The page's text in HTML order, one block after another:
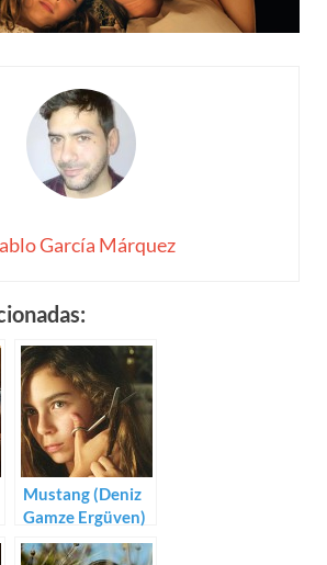
García Márquez
Mustang (Deniz
Gamze Ergüven)